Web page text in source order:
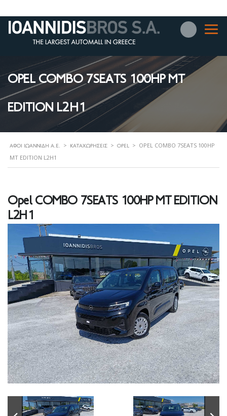
OPEL COMBO 7SEATS 100HP MT
EDITION L2H1
ΑΦΟΊ ΙΩΑΝΝΊΔΗ Α.Ε. > ΚΑΤΑΧΩΡΉΣΕΙΣ > OPEL > OPEL COMBO 7SEATS 100HP
MT EDITION L2H1
Opel COMBO 7SEATS 100HP MT EDITION
L2H1